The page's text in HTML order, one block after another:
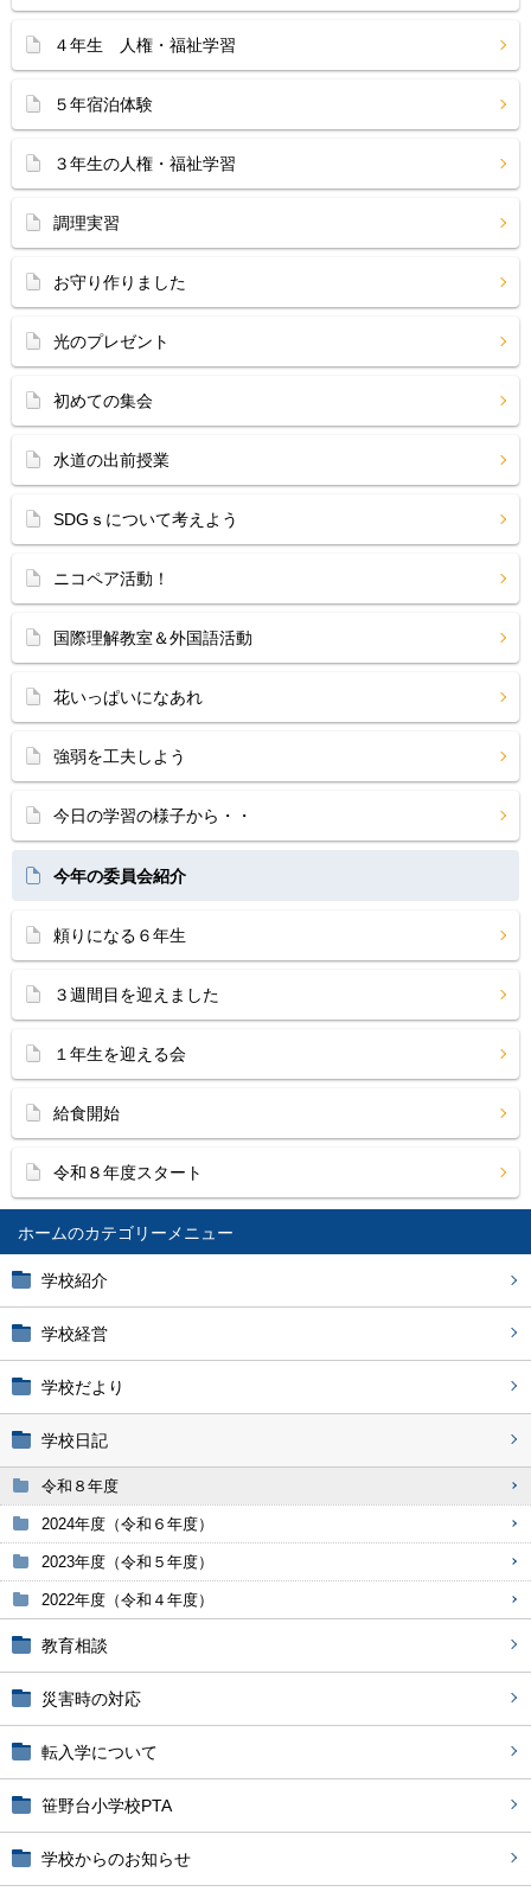
ホーム
学校紹介
学校経営
学校だより
学校日記
令和８年度
2024年度（令和６年度）
2023年度（令和５年度）
2022年度（令和４年度）
教育相談
災害時の対応
転入学について
笹野台小学校PTA
学校からのお知らせ
４年生 人権・福祉学習
５年宿泊体験
３年生の人権・福祉学習
調理実習
お守り作りました
光のプレゼント
初めての集会
水道の出前授業
SDGｓについて考えよう
ニコペア活動！
国際理解教室＆外国語活動
花いっぱいになあれ
強弱を工夫しよう
今日の学習の様子から・・
今年の委員会紹介
頼りになる６年生
３週間目を迎えました
１年生を迎える会
給食開始
令和８年度スタート